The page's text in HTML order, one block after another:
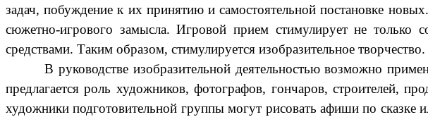
задач, побуждение к их принятию и самостоятельной постановке
сюжетно-игрового замысла. Игровой прием стимулирует не только
средствами. Таким образом, стимулируется изобразительное творчество.
В руководстве изобразительной деятельностью возможно
предлагается роль художников, фотографов, гончаров, строителей,
художники подготовительной группы могут рисовать афиши по